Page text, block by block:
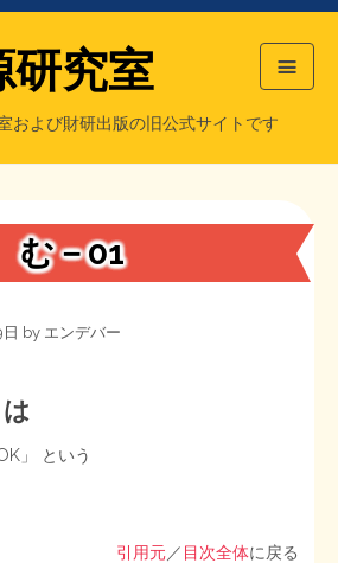
シ／旧・財源研究室
同誌／旧・サブカル分室
ー／MIHANAマンガ／旧・財研出版
研究室
および財研出版の旧公式サイトです
む－01
by エンデバー
は
」 という
引用元／ 目次全体に戻る